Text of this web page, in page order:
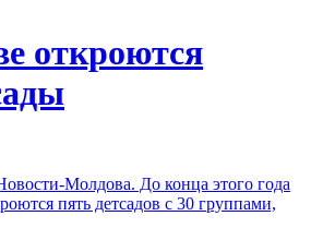
откроются
Молдова. До конца этого года
пять детсадов с 30 группами,